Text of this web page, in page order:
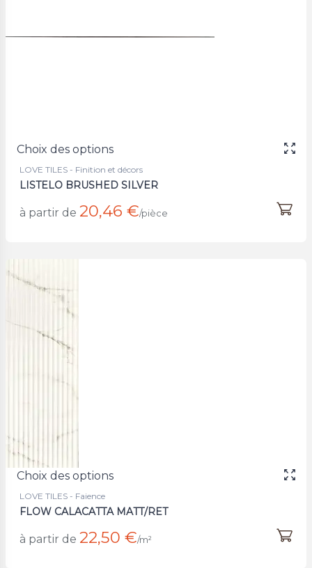
Choix des options
LOVE TILES - Finition et décors
LISTELO BRUSHED SILVER
à partir de 20,46 €/pièce
Choix des options
LOVE TILES - Faience
FLOW CALACATTA MATT/RET
à partir de 22,50 €/m²